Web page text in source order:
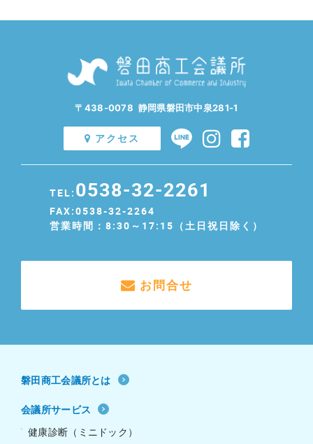
〒438-0078 静岡県磐田市中泉281-1
アクセス
TEL: 0538-32-2261
FAX:0538-32-2264
営業時間：8:30～17:15（土日祝日除く）
お問合せ
磐田商工会議所とは
会議所サービス
健康診断（ミニドック）